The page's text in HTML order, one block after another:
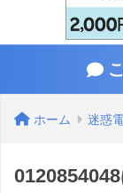
ホーム 迷惑